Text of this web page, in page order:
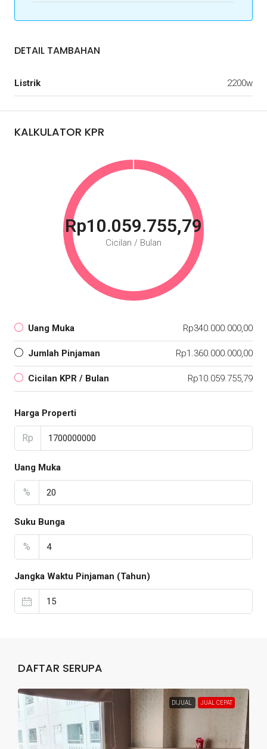
DETAIL TAMBAHAN
Listrik 2200w
KALKULATOR KPR
Rp10.059.755,79
Cicilan / Bulan
Uang Muka Rp340.000.000,00
Jumlah Pinjaman Rp1.360.000.000,00
Cicilan KPR / Bulan Rp10.059.755,79
Harga Properti
Rp
Uang Muka
%
Suku Bunga
%
Jangka Waktu Pinjaman (Tahun)
DAFTAR SERUPA
DIJUAL JUAL CEPAT